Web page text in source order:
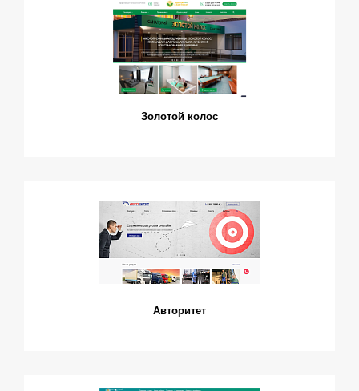
Золотой колос
Авторитет